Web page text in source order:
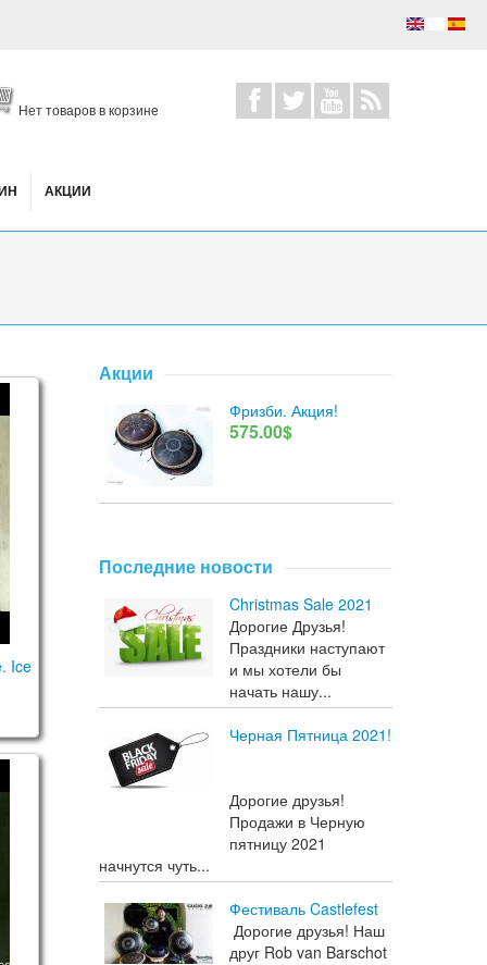
Нет товаров в корзине
АКЦИИ
scale. Ice Flower + OM design
Ice
Акции
Фризби. Акция!
575.00$
Последние новости
Christmas Sale 2021
Дорогие Друзья!
Праздники наступают
и мы хотели бы
начать нашу...
Черная Пятница 2021!
Дорогие друзья!
Продажи в Черную
пятницу 2021
начнутся чуть...
Фестиваль Castlefest
Дорогие друзья! Наш
друг Rob van Barschot